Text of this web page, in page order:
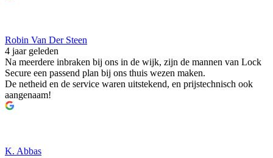
Robin Van Der Steen
4 jaar geleden
Na meerdere inbraken bij ons in de wijk, zijn de mannen van Lock
Secure een passend plan bij ons thuis wezen maken.
De netheid en de service waren uitstekend, en prijstechnisch ook
aangenaam!
K. Abbas